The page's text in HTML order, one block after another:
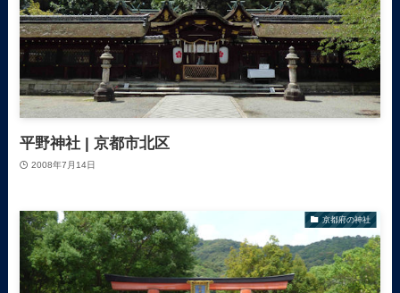
平野神社 | 京都市北区
2008年7月14日
京都府の神社